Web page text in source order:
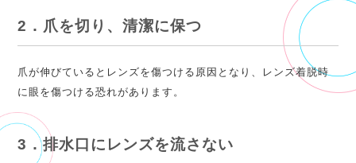
2．爪を切り、清潔に保つ
爪が伸びているとレンズを傷つける原因となり、レンズ着脱時
に眼を傷つける恐れがあります。
3．排水口にレンズを流さない